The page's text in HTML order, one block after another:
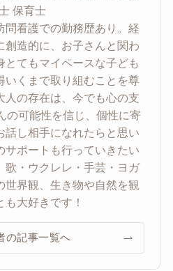
保育士
問看護での勤務歴あり。経
創造的に、お子さんと関わ
とてもマイペースな子ども
いくまで取り組むことを尊
人の存在は、今でも心の支
の可能性を信じ、個性に寄
話し相手になれたらと思い
サポートも行っていきたい
歌・ウクレレ・手芸・ヨガ
世界観、生き物や自然を観
も大好きです！
の記事一覧へ